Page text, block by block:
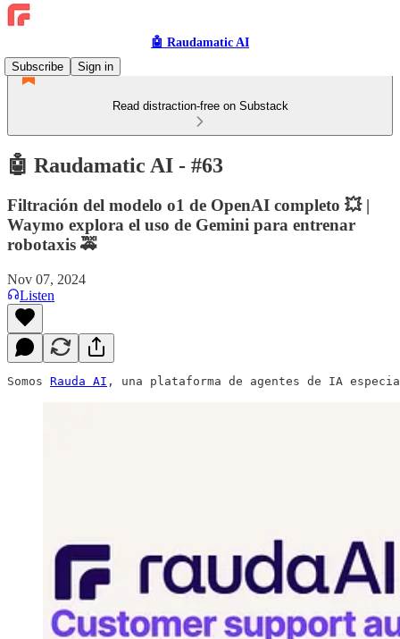
🤖 Raudamatic AI
Subscribe
Sign in
Read distraction-free on Substack
🤖 Raudamatic AI - #63
Filtración del modelo o1 de OpenAI completo 💥 |
Waymo explora el uso de Gemini para entrenar
robotaxis 🚕
Nov 07, 2024
Listen
Somos Rauda AI , una plataforma de agentes de IA